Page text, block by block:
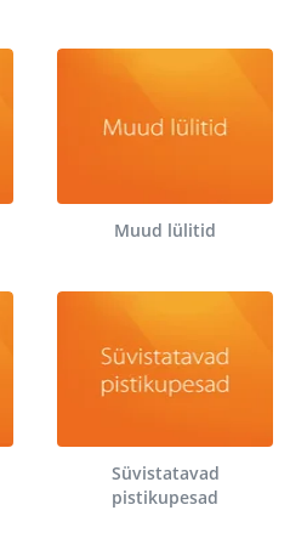
Muud lülitid
Süvistatavad
pistikupesad